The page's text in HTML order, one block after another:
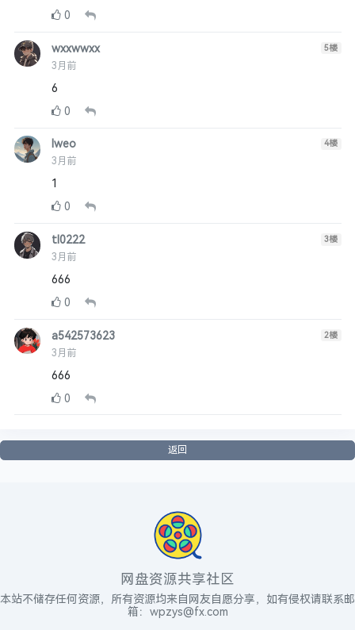
0
wxxwwxx
3月前
5楼
6
0
lweo
3月前
4楼
1
0
tl0222
3月前
3楼
666
0
a542573623
3月前
2楼
666
0
返回
网盘资源共享社区
本站不储存任何资源，所有资源均来自网友自愿分享，如有侵权请联系邮
箱：wpzys@fx.com